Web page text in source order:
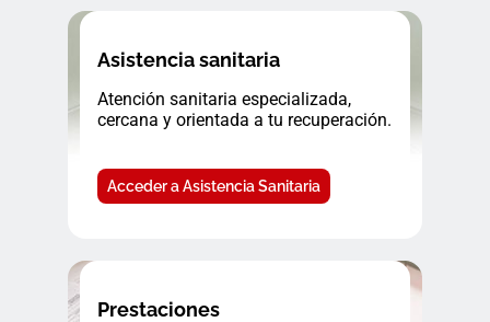
Asistencia sanitaria
Atención sanitaria especializada,
cercana y orientada a tu recuperación.
Acceder a Asistencia Sanitaria
Prestaciones